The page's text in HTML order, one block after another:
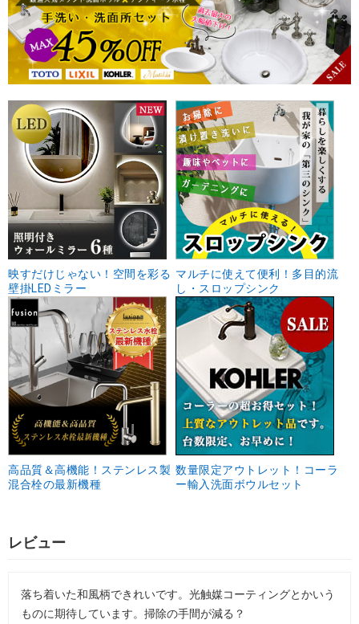
映すだけじゃない！空間を彩る
壁掛LEDミラー
マルチに使えて便利！多目的流
し・スロップシンク
高品質＆高機能！ステンレス製
混合栓の最新機種
数量限定アウトレット！コーラ
ー輸入洗面ボウルセット
レビュー
落ち着いた和風柄できれいです。光触媒コーティングとかいう
ものに期待しています。掃除の手間が減る？